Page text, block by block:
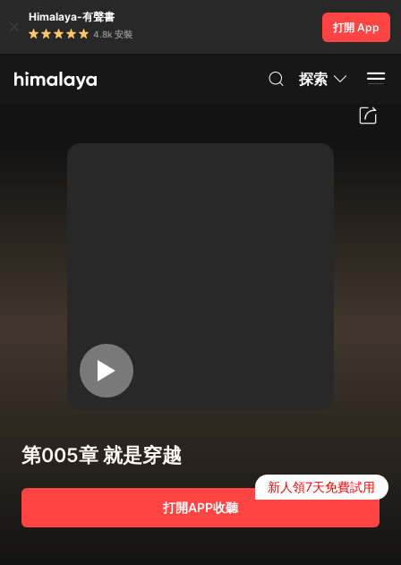
Himalaya-有聲書
4.8k 安裝
打開 App
探索
第005章 就是穿越
打開APP收聽
新人領7天免費試用